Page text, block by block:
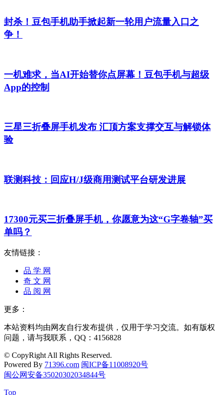
封杀！豆包手机助手掀起新一轮用户流量入口之
争！
一机难求，当AI开始替你点屏幕！豆包手机与超级
App的控制
三星三折叠屏手机发布 汇顶方案支撑交互与解锁体
验
联测科技：回应H/J级商用测试平台研发进展
17300元买三折叠屏手机，你愿意为这“G字卷轴”买
单吗？
友情链接：
品 学 网
奇 文 网
品 阅 网
更多：
本站资料均由网友自行发布提供，仅用于学习交流。如有版权
问题，请与我联系，QQ：4156828
© CopyRight All Rights Reserved.
Powered By 71396.com 闽ICP备11008920号
闽公网安备35020302034844号
Top